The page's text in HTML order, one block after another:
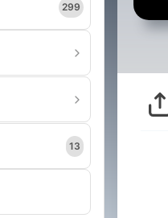
299
13